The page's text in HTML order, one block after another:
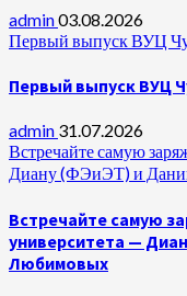
admin03.08.2026
Первый выпуск ВУЦ
Первый выпуск ВУЦ
admin 31.07.2026
Встречайте самую
Диану (ФЭиЭТ) и
Встречайте самую
университета —
Любимовых